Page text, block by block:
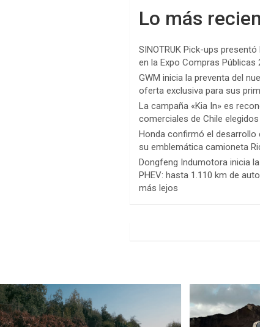
Lo más
SINOTRUK Pick-ups
en la Expo Compras Públicas
GWM inicia la preventa del
oferta exclusiva para sus
La campaña «Kia In» es
comerciales de Chile
Honda confirmó el desarrollo
su emblemática camioneta
Dongfeng Indumotora inicia
PHEV: hasta 1.110 km de
más lejos